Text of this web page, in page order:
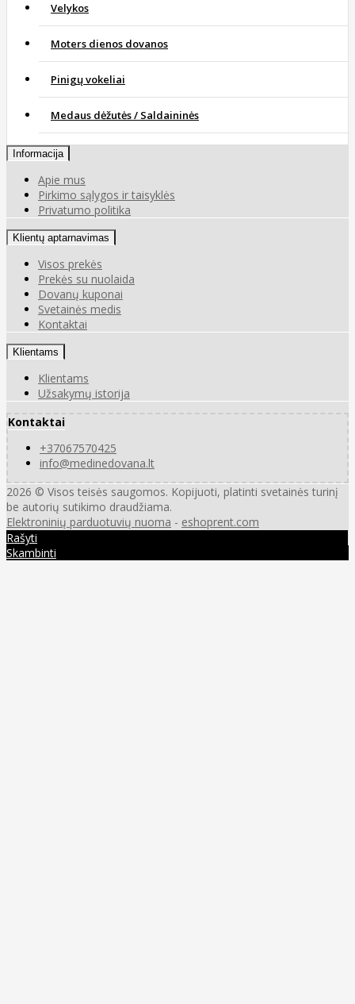
Velykos
Moters dienos dovanos
Pinigų vokeliai
Medaus dėžutės / Saldaininės
Informacija
Apie mus
Pirkimo sąlygos ir taisyklės
Privatumo politika
Klientų aptarnavimas
Visos prekės
Prekės su nuolaida
Dovanų kuponai
Svetainės medis
Kontaktai
Klientams
Klientams
Užsakymų istorija
Kontaktai
+37067570425
info@medinedovana.lt
2026 © Visos teisės saugomos. Kopijuoti, platinti svetainės turinį
be autorių sutikimo draudžiama.
Elektroninių parduotuvių nuoma - eshoprent.com
Rašyti
Skambinti